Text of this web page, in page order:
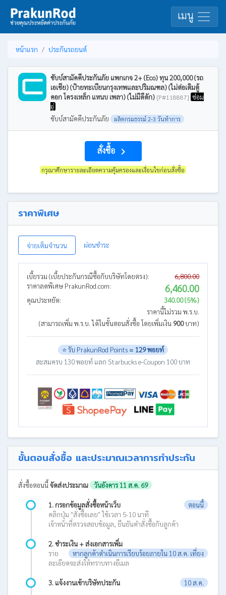
เมนู
หน้าแรก ประกันรถยนต์
ชับบ์สามัคคีประกันภัย แพกเกจ 2+ (Eco) ทุน 200,000 (รถ
เอเชีย) (ป้ายทะเบียนกรุงเทพและปริมณฑล) (ไม่ต่อเติมตู้
คอก โครงเหล็ก แหนบ เพลา) (ไม่มีดีดัก) [P#118887] ซ่อม
อู่
ชับบ์สามัคคีประกันภัย
ผลิตกรมธรรม์ 2-3 วันทำการ
สั่งซื้อ navigate_next
กรุณาศึกษารายละเอียดความคุ้มครองและเงื่อนไขก่อนสั่งซื้อ
ราคาพิเศษ
จ่ายเต็มจำนวน ผ่อนชำระ
เบี้ยรวม (เบี้ยประกันกรณีซื้อกับบริษัทโดยตรง):
6,800.00
ราคาลดพิเศษ PrakunRod.com:
6,460.00
คุณประหยัด:
340.00 (5%)
ราคานี้ไม่รวม พ.ร.บ.
(สามารถเพิ่ม พ.ร.บ. ได้ในขั้นตอนสั่งซื้อ โดยเพิ่มเงิน 900บาท)
⭐ รับ PrakunRod Points ≈ 129 พอยท์
สะสมครบ 130 พอยท์ แลก Starbucks e-Coupon 100 บาท
ขั้นตอนสั่งซื้อ และประมาณเวลาการทำประกัน
สั่งซื้อตอนนี้จัดส่งประมาณ วันอังคาร 11 ส.ค. 69
1. กรอกข้อมูลสั่งซื้อหน้าเว็บ
ตอนนี้
คลิกปุ่ม "สั่งซื้อเลย" ใช้เวลา 5-10 นาที
เจ้าหน้าที่ตรวจสอบข้อมูล, ยืนยันคำสั่งซื้อกับลูกค้า
2. ชำระเงิน + ส่งเอกสารเพิ่ม
หากลูกค้าดำเนินการเรียบร้อยภายใน 10 ส.ค. เที่ยง
ราย
ละเอียดจะส่งให้ทราบทางอีเมล
3. แจ้งงานเข้าบริษัทประกัน 10 ส.ค.